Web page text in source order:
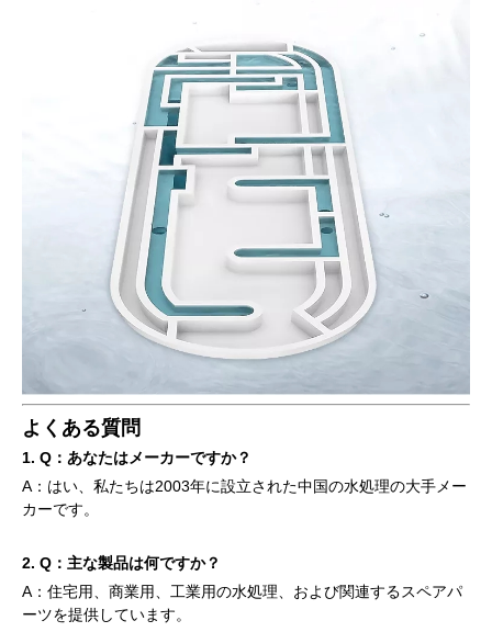
よくある質問
1. Q：あなたはメーカーですか？
A：はい、私たちは2003年に設立された中国の水処理の大手メー
カーです。
2. Q：主な製品は何ですか？
A：住宅用、商業用、工業用の水処理、および関連するスペアパ
ーツを提供しています。